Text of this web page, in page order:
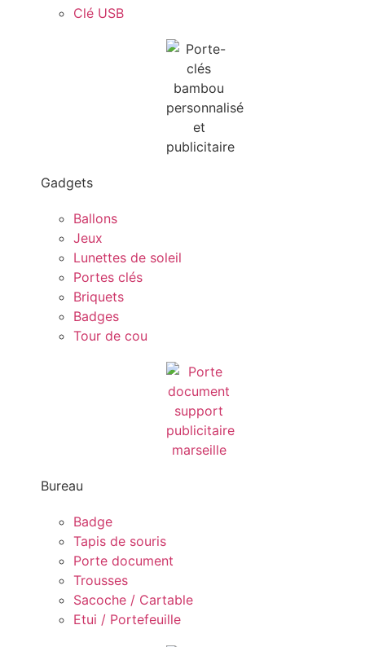
Clé USB
Gadgets
Ballons
Jeux
Lunettes de soleil
Portes clés
Briquets
Badges
Tour de cou
Bureau
Badge
Tapis de souris
Porte document
Trousses
Sacoche / Cartable
Etui / Portefeuille